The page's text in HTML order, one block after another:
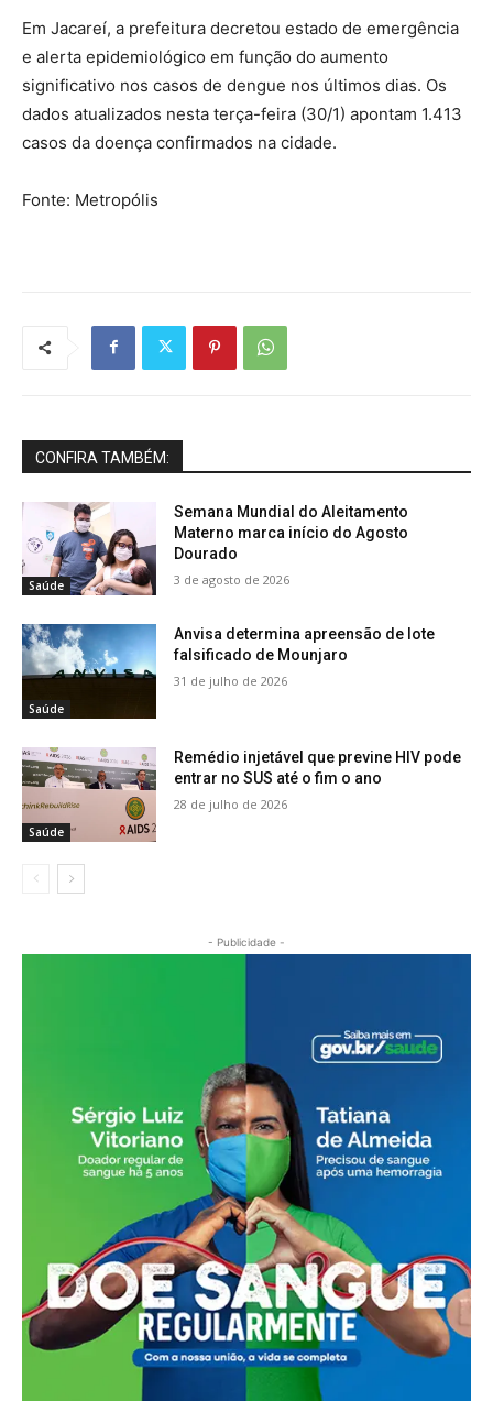
Em Jacareí, a prefeitura decretou estado de emergência
e alerta epidemiológico em função do aumento
significativo nos casos de dengue nos últimos dias. Os
dados atualizados nesta terça-feira (30/1) apontam 1.413
casos da doença confirmados na cidade.
Fonte: Metropólis
CONFIRA TAMBÉM:
Saúde
Semana Mundial do Aleitamento
Materno marca início do Agosto
Dourado
3 de agosto de 2026
Saúde
Anvisa determina apreensão de lote
falsificado de Mounjaro
31 de julho de 2026
Saúde
Remédio injetável que previne HIV pode
entrar no SUS até o fim o ano
28 de julho de 2026
- Publicidade -